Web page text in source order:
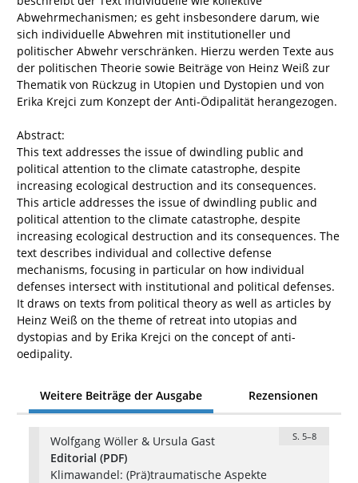
Abwehrmechanismen; es geht insbesondere darum, wie
sich individuelle Abwehren mit institutioneller und
politischer Abwehr verschränken. Hierzu werden Texte aus
der politischen Theorie sowie Beiträge von Heinz Weiß zur
Thematik von Rückzug in Utopien und Dystopien und von
Erika Krejci zum Konzept der Anti-Ödipalität herangezogen.
Abstract:
This text addresses the issue of dwindling public and
political attention to the climate catastrophe, despite
increasing ecological destruction and its consequences.
This article addresses the issue of dwindling public and
political attention to the climate catastrophe, despite
increasing ecological destruction and its consequences. The
text describes individual and collective defense
mechanisms, focusing in particular on how individual
defenses intersect with institutional and political defenses.
It draws on texts from political theory as well as articles by
Heinz Weiß on the theme of retreat into utopias and
dystopias and by Erika Krejci on the concept of anti-
oedipality.
Weitere Beiträge der Ausgabe Rezensionen
Wolfgang Wöller & Ursula Gast S. 5–8
Editorial (PDF)
Klimawandel: (Prä)traumatische Aspekte